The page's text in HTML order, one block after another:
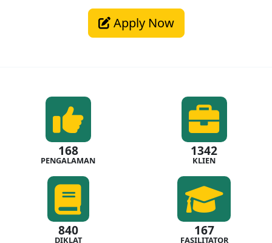
Apply Now
168
PENGALAMAN
1342
KLIEN
840
DIKLAT
167
FASILITATOR